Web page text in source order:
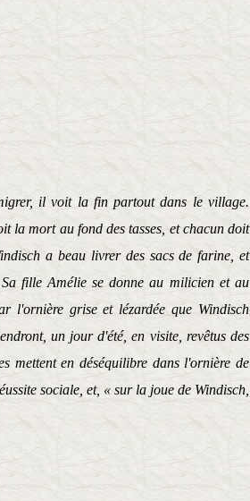
il voit la fin partout dans le village.
la mort au fond des tasses, et chacun doit
a beau livrer des sacs de farine, et
fille Amélie se donne au milicien et au
l'ornière grise et lézardée que Windisch
un jour d'été, en visite, revêtus des
mettent en déséquilibre dans l'ornière de
sociale, et, « sur la joue de Windisch,